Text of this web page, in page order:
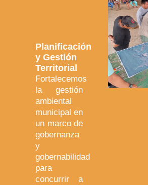
Planificación
y Gestión
Territorial
Fortalecemos
la gestión
ambiental
municipal en
un marco de
gobernanza
y
gobernabilidad
para
concurrir a